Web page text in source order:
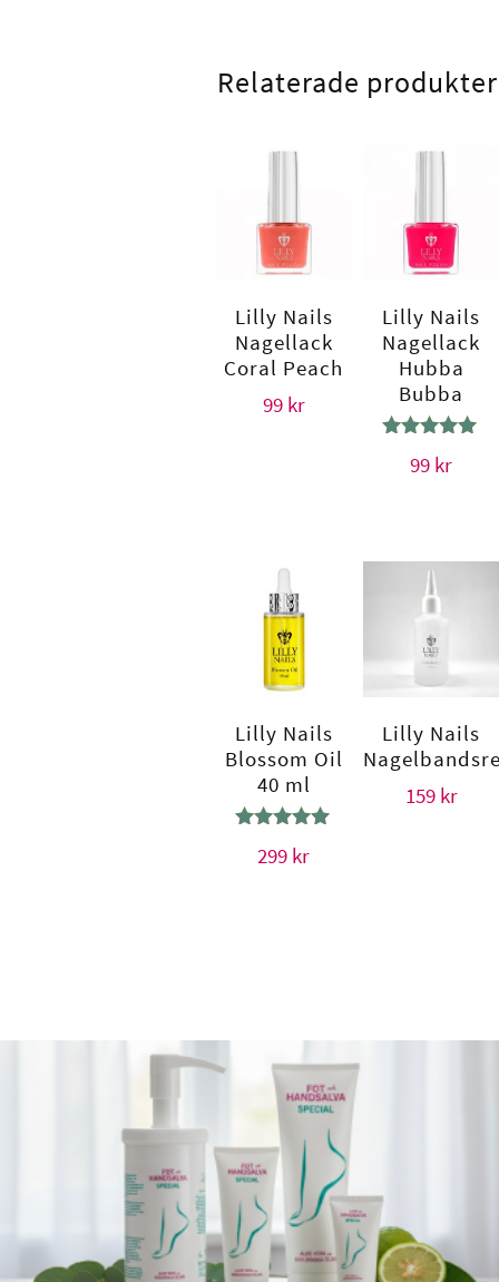
Relaterade produkter
Lilly Nails
Nagellack
Coral Peach
99 kr
Lilly Nails
Nagellack
Hubba
Bubba
5.00
99 kr
Lilly Nails
Blossom Oil
40 ml
5.00
299 kr
Lilly Nails
159 kr